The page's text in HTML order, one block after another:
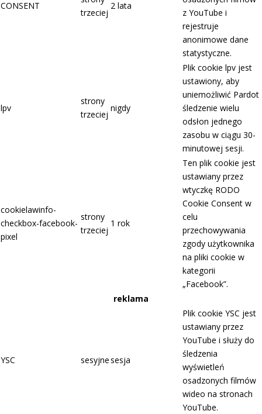
CONSENT
trzeciej
2 lata
z YouTube i
rejestruje
anonimowe dane
statystyczne.
lpv
strony
trzeciej
nigdy
Plik cookie lpv jest
ustawiony, aby
uniemożliwić Pardot
śledzenie wielu
odsłon jednego
zasobu w ciągu 30-
minutowej sesji.
cookielawinfo-
checkbox-facebook-
pixel
strony
trzeciej
1 rok
Ten plik cookie jest
ustawiany przez
wtyczkę RODO
Cookie Consent w
celu
przechowywania
zgody użytkownika
na pliki cookie w
kategorii
„Facebook”.
reklama
YSC sesyjnesesja
Plik cookie YSC jest
ustawiany przez
YouTube i służy do
śledzenia
wyświetleń
osadzonych filmów
wideo na stronach
YouTube.